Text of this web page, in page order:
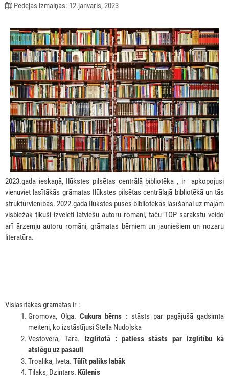
Pēdējās izmaiņas: 12.janvāris, 2023
2023.gada ieskaņā, Ilūkstes pilsētas centrālā bibliotēka , ir apkopojusi
vienuviet lasītākās grāmatas Ilūkstes pilsētas centrālajā bibliotēkā un tās
struktūrvienībās. 2022.gadā Ilūkstes puses bibliotēkās lasīšanai uz mājām
visbiežāk tikuši izvēlēti latviešu autoru romāni, taču TOP sarakstu veido
arī ārzemju autoru romāni, grāmatas bērniem un jauniešiem un nozaru
literatūra.
Vislasītākās grāmatas ir :
Gromova, Olga.Cukura bērns : stāsts par pagājušā gadsimta
meiteni, ko izstāstījusi Stella Nudoļska
Vestovera, Tara. Izglītotā : patiess stāsts par izglītību kā
atslēgu uz pasauli
Troalika, Iveta. Tūlīt paliks labāk
Tilaks, Dzintars. Kūlenis